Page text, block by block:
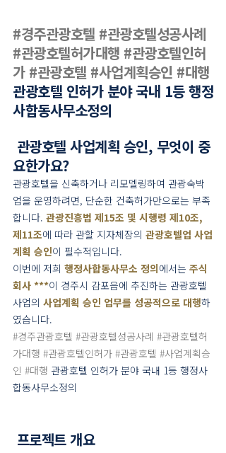
#경주관광호텔 #관광호텔성공사례
#관광호텔허가대행 #관광호텔인허
가 #관광호텔 #사업계획승인 #대행
관광호텔 인허가 분야 국내 1등 행정
사합동사무소정의
관광호텔 사업계획 승인, 무엇이 중
요한가요?
관광호텔을 신축하거나 리모델링하여 관광숙박
업을 운영하려면, 단순한 건축허가만으로는 부족
합니다. 관광진흥법 제15조 및 시행령 제10조,
제11조에 따라 관할 지자체장의 관광호텔업 사업
계획 승인이 필수적입니다.
이번에 저희 행정사합동사무소 정의에서는 주식
회사 ***이 경주시 감포읍에 추진하는 관광호텔
사업의 사업계획 승인 업무를 성공적으로 대행하
였습니다.
#경주관광호텔 #관광호텔성공사례 #관광호텔허
가대행 #관광호텔인허가 #관광호텔 #사업계획승
인 #대행 관광호텔 인허가 분야 국내 1등 행정사
합동사무소정의
프로젝트 개요